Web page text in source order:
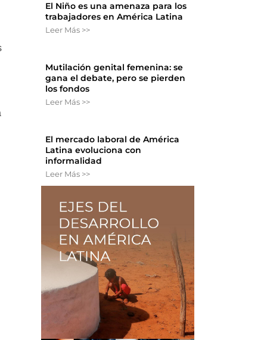
El Niño es una amenaza para los
trabajadores en América Latina
Leer Más >>
Mutilación genital femenina: se
gana el debate, pero se pierden
los fondos
Leer Más >>
El mercado laboral de América
Latina evoluciona con
informalidad
Leer Más >>